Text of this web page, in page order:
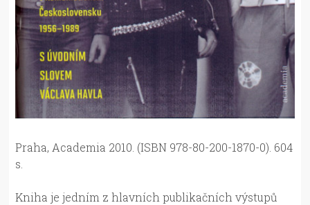
Praha, Academia 2010. (ISBN 978-80-200-1870-0). 604
s.
Kniha je jedním z hlavních publikačních výstupů